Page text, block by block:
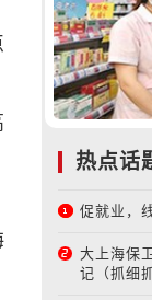
热点话
促就业，
大上海保
记（抓细